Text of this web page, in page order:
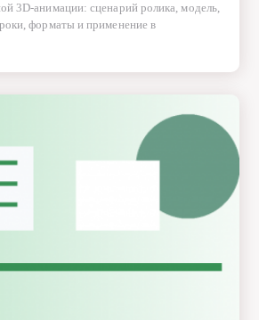
3D-анимации: сценарий ролика, модель,
форматы и применение в